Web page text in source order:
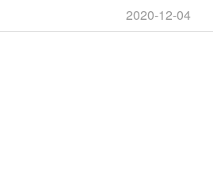
2020-12-04